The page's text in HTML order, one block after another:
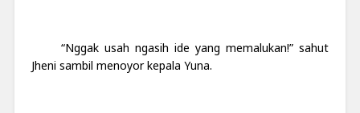
“Nggak usah ngasih ide yang memalukan!” sahut
Jheni sambil menoyor kepala Yuna.